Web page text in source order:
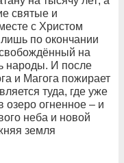
святые и
с Христом
по окончании
на
народы. И после
и Магога пожирает
туда, где уже
озеро огненное – и
неба и новой
земля